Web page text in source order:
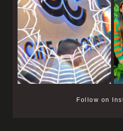
Follow on